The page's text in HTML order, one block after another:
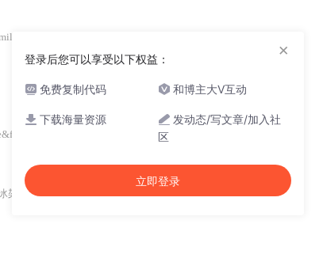
：- **内部存储限制
SW_孙维
架构 367
登录后您可以享受以下权益：
免费复制代码 和博主大V互动
下载海量资源
发动态/写文章/加入社
区
×
立即登录